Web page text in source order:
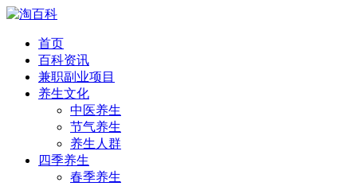
首页
百科资讯
兼职副业项目
养生文化
中医养生
节气养生
养生人群
四季养生
春季养生